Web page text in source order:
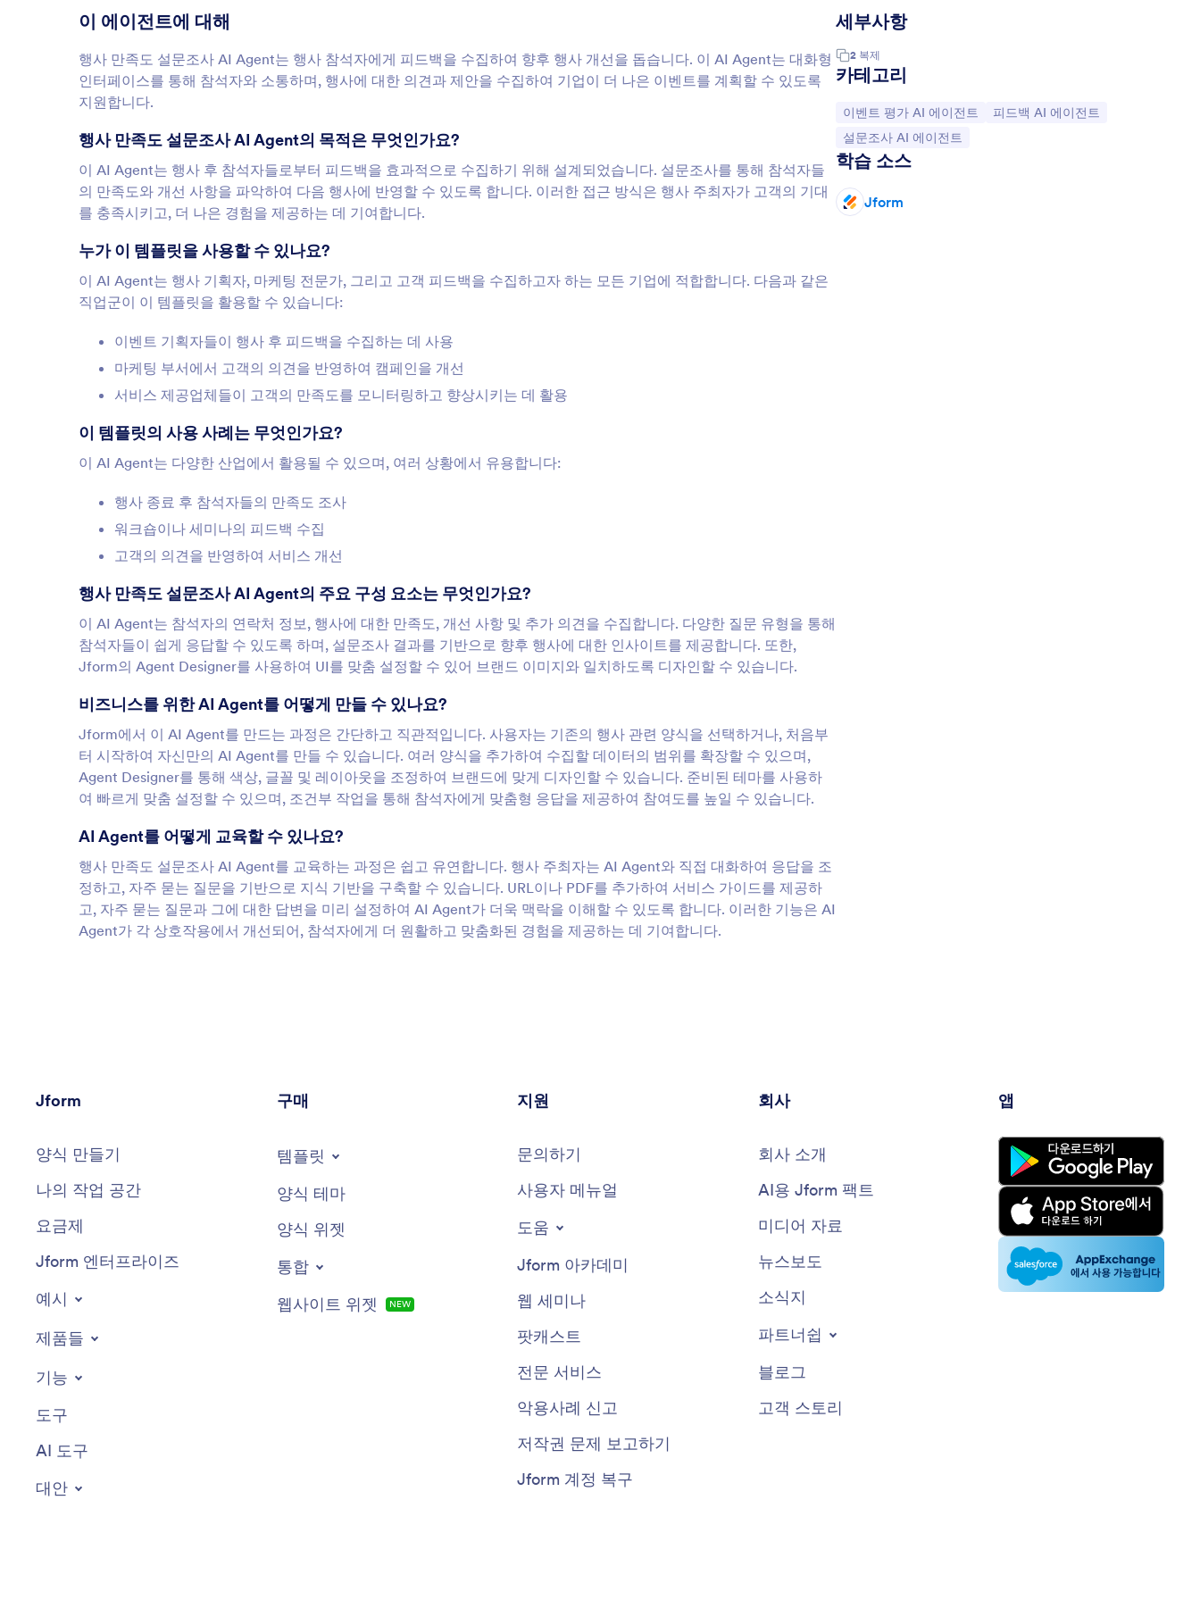
이 에이전트에 대해
행사 만족도 설문조사 AI Agent는 행사 참석자에게 피드백을 수집하여 향후 행사 개선을 돕습니다. 이 AI Agent는 대화형
인터페이스를 통해 참석자와 소통하며, 행사에 대한 의견과 제안을 수집하여 기업이 더 나은 이벤트를 계획할 수 있도록
지원합니다.
행사 만족도 설문조사 AI Agent의 목적은 무엇인가요?
이 AI Agent는 행사 후 참석자들로부터 피드백을 효과적으로 수집하기 위해 설계되었습니다. 설문조사를 통해 참석자들
의 만족도와 개선 사항을 파악하여 다음 행사에 반영할 수 있도록 합니다. 이러한 접근 방식은 행사 주최자가 고객의 기대
를 충족시키고, 더 나은 경험을 제공하는 데 기여합니다.
누가 이 템플릿을 사용할 수 있나요?
이 AI Agent는 행사 기획자, 마케팅 전문가, 그리고 고객 피드백을 수집하고자 하는 모든 기업에 적합합니다. 다음과 같은
직업군이 이 템플릿을 활용할 수 있습니다:
이벤트 기획자들이 행사 후 피드백을 수집하는 데 사용
마케팅 부서에서 고객의 의견을 반영하여 캠페인을 개선
서비스 제공업체들이 고객의 만족도를 모니터링하고 향상시키는 데 활용
이 템플릿의 사용 사례는 무엇인가요?
이 AI Agent는 다양한 산업에서 활용될 수 있으며, 여러 상황에서 유용합니다:
행사 종료 후 참석자들의 만족도 조사
워크숍이나 세미나의 피드백 수집
고객의 의견을 반영하여 서비스 개선
행사 만족도 설문조사 AI Agent의 주요 구성 요소는 무엇인가요?
이 AI Agent는 참석자의 연락처 정보, 행사에 대한 만족도, 개선 사항 및 추가 의견을 수집합니다. 다양한 질문 유형을 통해
참석자들이 쉽게 응답할 수 있도록 하며, 설문조사 결과를 기반으로 향후 행사에 대한 인사이트를 제공합니다. 또한,
Jform의 Agent Designer를 사용하여 UI를 맞춤 설정할 수 있어 브랜드 이미지와 일치하도록 디자인할 수 있습니다.
비즈니스를 위한 AI Agent를 어떻게 만들 수 있나요?
Jform에서 이 AI Agent를 만드는 과정은 간단하고 직관적입니다. 사용자는 기존의 행사 관련 양식을 선택하거나, 처음부
터 시작하여 자신만의 AI Agent를 만들 수 있습니다. 여러 양식을 추가하여 수집할 데이터의 범위를 확장할 수 있으며,
Agent Designer를 통해 색상, 글꼴 및 레이아웃을 조정하여 브랜드에 맞게 디자인할 수 있습니다. 준비된 테마를 사용하
여 빠르게 맞춤 설정할 수 있으며, 조건부 작업을 통해 참석자에게 맞춤형 응답을 제공하여 참여도를 높일 수 있습니다.
AI Agent를 어떻게 교육할 수 있나요?
행사 만족도 설문조사 AI Agent를 교육하는 과정은 쉽고 유연합니다. 행사 주최자는 AI Agent와 직접 대화하여 응답을 조
정하고, 자주 묻는 질문을 기반으로 지식 기반을 구축할 수 있습니다. URL이나 PDF를 추가하여 서비스 가이드를 제공하
고, 자주 묻는 질문과 그에 대한 답변을 미리 설정하여 AI Agent가 더욱 맥락을 이해할 수 있도록 합니다. 이러한 기능은 AI
Agent가 각 상호작용에서 개선되어, 참석자에게 더 원활하고 맞춤화된 경험을 제공하는 데 기여합니다.
세부사항
2 복제
카테고리
카테고리로 이동:
이벤트 평가 AI 에이전트 카테고리로 이동:
피드백 AI 에이전트
카테고리로 이동:
설문조사 AI 에이전트
학습 소스
Jform
Jform
양식 만들기
나의 작업 공간
요금제
Jform 엔터프라이즈
예시
제품들
기능
도구
AI 도구
대안
구매
템플릿
양식 테마
양식 위젯
통합
웹사이트 위젯
NEW
지원
문의하기
사용자 메뉴얼
도움
Jform 아카데미
웹 세미나
팟캐스트
전문 서비스
악용사례 신고
저작권 문제 보고하기
Jform 계정 복구
회사
회사 소개
AI용 Jform 팩트
미디어 자료
뉴스보도
소식지
파트너쉽
블로그
고객 스토리
앱